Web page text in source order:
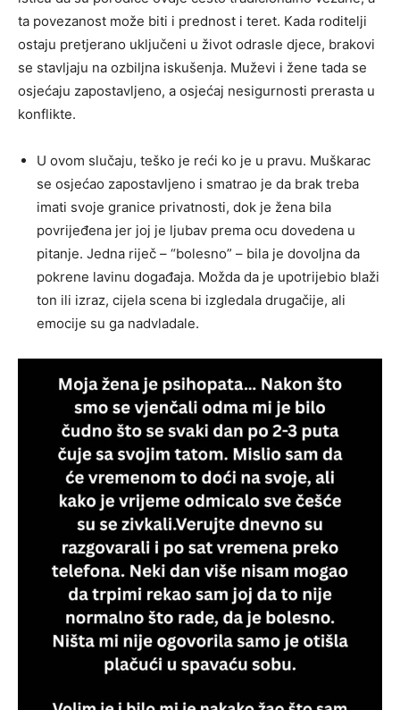
ta povezanost može biti i prednost i teret. Kada roditelji
ostaju pretjerano uključeni u život odrasle djece, brakovi
se stavljaju na ozbiljna iskušenja. Muževi i žene tada se
osjećaju zapostavljeno, a osjećaj nesigurnosti prerasta u
konflikte.
U ovom slučaju, teško je reći ko je u pravu. Muškarac
se osjećao zapostavljeno i smatrao je da brak treba
imati svoje granice privatnosti, dok je žena bila
povrijeđena jer joj je ljubav prema ocu dovedena u
pitanje. Jedna riječ – “bolesno” – bila je dovoljna da
pokrene lavinu događaja. Možda da je upotrijebio blaži
ton ili izraz, cijela scena bi izgledala drugačije, ali
emocije su ga nadvladale.